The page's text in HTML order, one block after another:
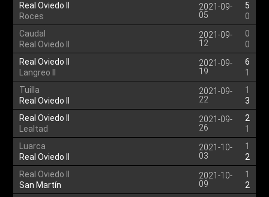
Real Oviedo II
Roces
2021-09-
05
5
0
Caudal
Real Oviedo II
2021-09-
12
0
0
Real Oviedo II
Langreo II
2021-09-
19
6
1
Tuilla
Real Oviedo II
2021-09-
22
1
3
Real Oviedo II
Lealtad
2021-09-
26
2
1
Luarca
Real Oviedo II
2021-10-
03
1
2
Real Oviedo II
San Martín
2021-10-
09
1
2